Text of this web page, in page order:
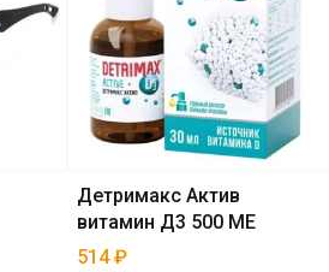
Детримакс Актив
витамин Д3 500 МЕ
514₽